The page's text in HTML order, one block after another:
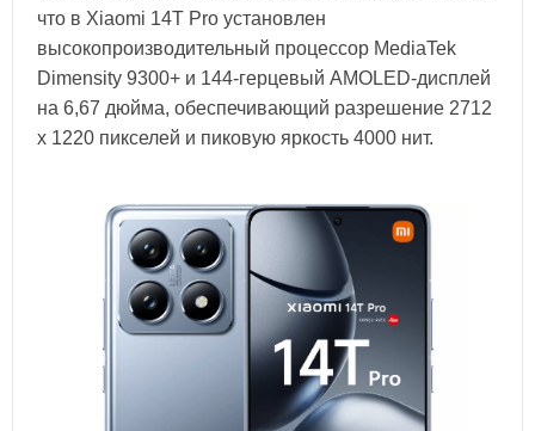
что в Xiaomi 14T Pro установлен
высокопроизводительный процессор MediaTek
Dimensity 9300+ и 144-герцевый AMOLED-дисплей
на 6,67 дюйма, обеспечивающий разрешение 2712
х 1220 пикселей и пиковую яркость 4000 нит.